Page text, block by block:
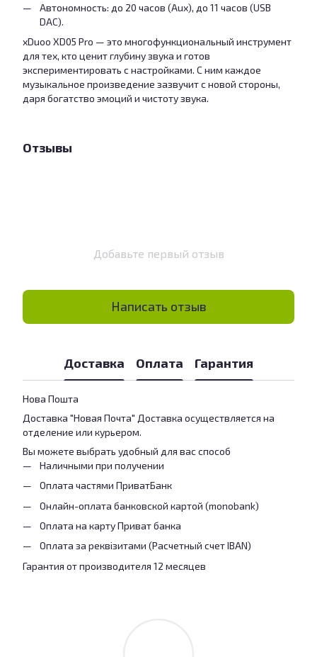
Автономность: до 20 часов (Aux), до 11 часов (USB
DAC).
xDuoo XD05 Pro — это многофункциональный инструмент
для тех, кто ценит глубину звука и готов
экспериментировать с настройками. С ним каждое
музыкальное произведение зазвучит с новой стороны,
даря богатство эмоций и чистоту звука.
Отзывы
Добавьте первый отзыв
Написать отзыв
Доставка Оплата Гарантия
Нова Пошта
Доставка "Новая Почта" Доставка осуществляется на
отделение или курьером.
Вы можете выбрать удобный для вас способ
Наличными при получении
Оплата частями ПриватБанк
Онлайн-оплата банковской картой (monobank)
Оплата на карту Приват банка
Оплата за реквізитами (Расчетный счет IBAN)
Гарантия от производителя 12 месяцев